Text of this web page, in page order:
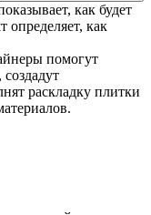
как будет
определяет, как
помогут
раскладку плитки